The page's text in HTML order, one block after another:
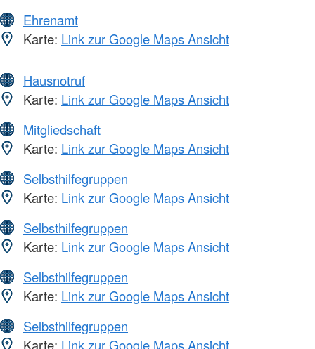
Ehrenamt
Karte: Link zur Google Maps Ansicht
Hausnotruf
Karte: Link zur Google Maps Ansicht
Mitgliedschaft
Karte: Link zur Google Maps Ansicht
Selbsthilfegruppen
Karte: Link zur Google Maps Ansicht
Selbsthilfegruppen
Karte: Link zur Google Maps Ansicht
Selbsthilfegruppen
Karte: Link zur Google Maps Ansicht
Selbsthilfegruppen
Karte: Link zur Google Maps Ansicht